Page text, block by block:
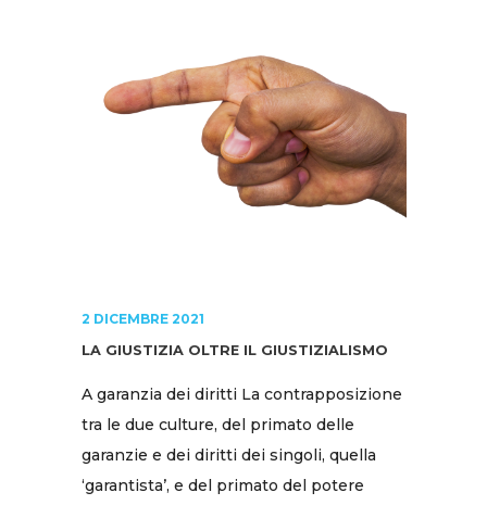
2 DICEMBRE 2021
LA GIUSTIZIA OLTRE IL GIUSTIZIALISMO
A garanzia dei diritti La contrapposizione
tra le due culture, del primato delle
garanzie e dei diritti dei singoli, quella
‘garantista’, e del primato del potere